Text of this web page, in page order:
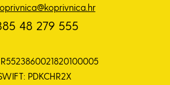
48 279 555
PDKCHR2X